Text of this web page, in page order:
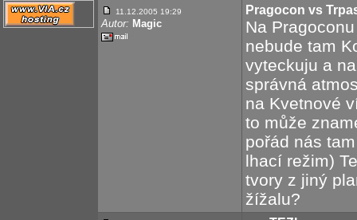
11.12.2005 19:29
Autor: Magic
Pragocon vs
Na
nebude tam
vyteckuju a
správná
na Kvetnové
to může
pořád nás
lhací režim)
tvory z jiný
žížalu?